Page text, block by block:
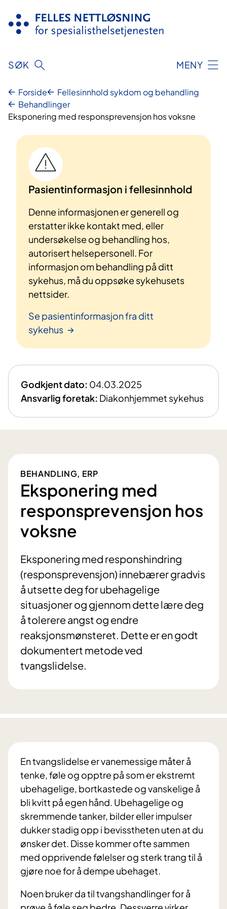
innhold
SØK MENY
Forside
Fellesinnhold sykdom og behandling
Behandlinger
Eksponering med responsprevensjon hos voksne
Pasientinformasjon i fellesinnhold
Denne informasjonen er generell og
erstatter ikke kontakt med, eller
undersøkelse og behandling hos,
autorisert helsepersonell. For
informasjon om behandling på ditt
sykehus, må du oppsøke sykehusets
nettsider.
Se pasientinformasjon fra ditt
sykehus
Godkjent dato: 04.03.2025
Ansvarlig foretak: Diakonhjemmet sykehus
BEHANDLING, ERP
Eksponering med
responsprevensjon hos
voksne
Eksponering med responshindring
(responsprevensjon) innebærer gradvis
å utsette deg for ubehagelige
situasjoner og gjennom dette lære deg
å tolerere angst og endre
reaksjonsmønsteret. Dette er en godt
dokumentert metode ved
tvangslidelse.
En tvangslidelse er vanemessige måter å
tenke, føle og opptre på som er ekstremt
ubehagelige, bortkastede og vanskelige å
bli kvitt på egen hånd. Ubehagelige og
skremmende tanker, bilder eller impulser
dukker stadig opp i bevisstheten uten at du
ønsker det. Disse kommer ofte sammen
med opprivende følelser og sterk trang til å
gjøre noe for å dempe ubehaget.
Noen bruker da til tvangshandlinger for å